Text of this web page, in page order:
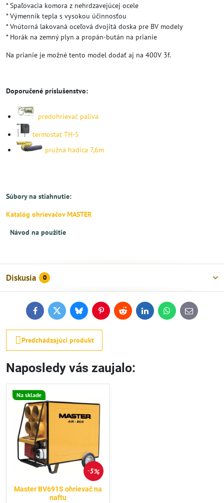
* Spaľovacia komora z nehrdzavejúcej ocele
* Výmenník tepla s vysokou účinnosťou
* Vnútorná lakovaná oceľová dvojitá doska pre BV modely
* Horák na zemný plyn a propán-bután na prianie
Na prianie je možné tento model dodať aj na 400V 3f.
Doporučené príslušenstvo:
predohrievač paliva
termostat TH-5
pružná hadica 7,6m
Súbory na stiahnutie:
Katalóg ohrievačov MASTER
Návod na použitie
Diskusia 0
FacebookTwitterBlueskyPinterestReddit LinkedInWhatsApp
E-
mail
Predchádzajúci produkt
Naposledy vás zaujalo:
5%
Na sklade
Master BV691S ohrievač na
naftu